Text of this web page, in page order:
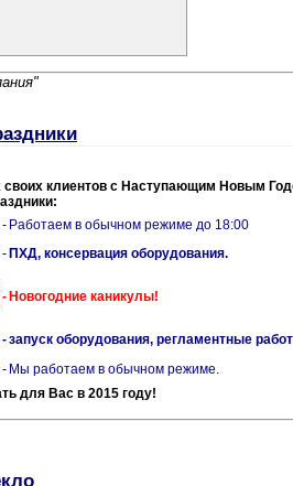
своих клиентов с Наступающим Новым
- Работаем в обычном режиме до 18:00
-ПХД, консервация оборудования.
-Новогодние каникулы!
-запуск оборудования, регламентные
- Мы работаем в обычном режиме.
для Вас в 2015 году!